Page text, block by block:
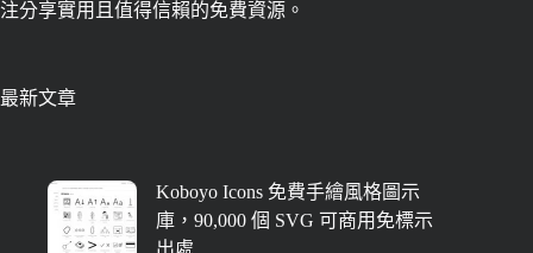
注分享實用且值得信賴的免費資源。
最新文章
Koboyo Icons 免費手繪風格圖示
庫，90,000 個 SVG 可商用免標示
出處